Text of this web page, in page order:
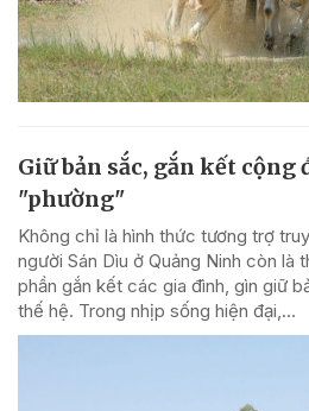
Giữ bản sắc, gắn kết
"phường"
Không chỉ là hình thức tương trợ
người Sán Dìu ở Quảng Ninh còn
phần gắn kết các gia đình, gìn giữ
thế hệ. Trong nhịp sống hiện đại,...